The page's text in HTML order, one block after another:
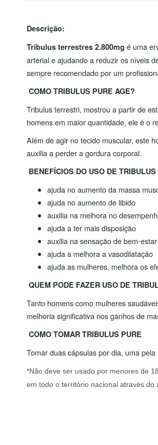
Descrição:
Tribulus terrestres 2.800mg é uma
arterial e ajudando a reduzir os níveis
sempre recomendado por um
COMO TRIBULUS PURE AGE?
Tribulus terrestri, mostrou a partir de
homens em maior quantidade, ele é o
Além de agir no tecido muscular, este
auxilia a perder a gordura corporal.
BENEFÍCIOS DO USO DE
ajuda no aumento da massa
ajuda no aumento de libido
auxilia na melhora no
ajuda a ter mais disposição
auxilia na sensação de bem-estar
ajuda a melhora a vasodilatação
ajuda as mulheres, melhora os
QUEM PODE FAZER USO DE
Tanto homens como mulheres
melhoria significativa nos ganhos de
COMO TOMAR TRIBULUS PURE
Tomar duas cápsulas por dia, uma
*Não deve ser usado por menores de
em todo o território nacional através do